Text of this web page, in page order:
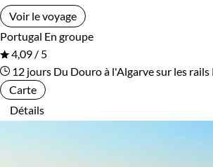
Voir le voyage
Portugal En groupe
4,09 / 5
12 jours Du Douro à l'Algarve sur les rails
Carte
Détails